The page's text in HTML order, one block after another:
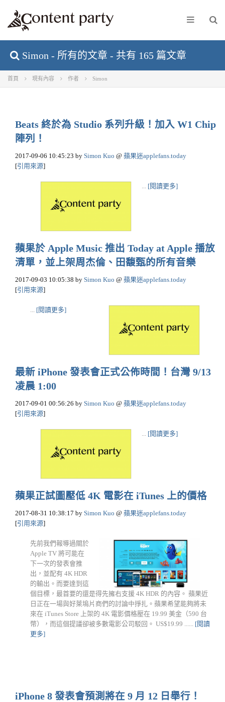
Simon - 所有的文章 - 共有 165 篇文章
首頁 現有內容 作者 Simon
Beats 終於為 Studio 系列升級！加入 W1 Chip
陣列！
2017-09-06 10:45:23 by Simon Kuo @ 蘋果迷applefans.today
[引用來源]
... [閱讀更多]
蘋果於 Apple Music 推出 Today at Apple 播放
清單，並上架周杰倫、田馥甄的所有音樂
2017-09-03 10:05:38 by Simon Kuo @ 蘋果迷applefans.today
[引用來源]
... [閱讀更多]
最新 iPhone 發表會正式公佈時間！台灣 9/13
凌晨 1:00
2017-09-01 00:56:26 by Simon Kuo @ 蘋果迷applefans.today
[引用來源]
... [閱讀更多]
蘋果正試圖壓低 4K 電影在 iTunes 上的價格
2017-08-31 10:38:17 by Simon Kuo @ 蘋果迷applefans.today
[引用來源]
先前我們報導過關於
Apple TV 將可能在
下一次的發表會推
出，並配有 4K HDR
的輸出。而要達到這
個目標，最首要的還是得先擁右支援 4K HDR 的內容。 蘋果近
日正在一場與好萊塢片商們的討論中掙扎。蘋果希望能夠將未
來在 iTunes Store 上架的 4K 電影價格壓在 19.99 美金（590 台
幣），而這個提議卻被多數電影公司駁回。 US$19.99 ...... [閱讀
更多]
iPhone 8 發表會預測將在 9 月 12 日舉行！